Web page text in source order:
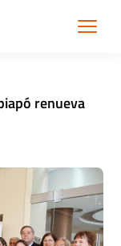
renueva